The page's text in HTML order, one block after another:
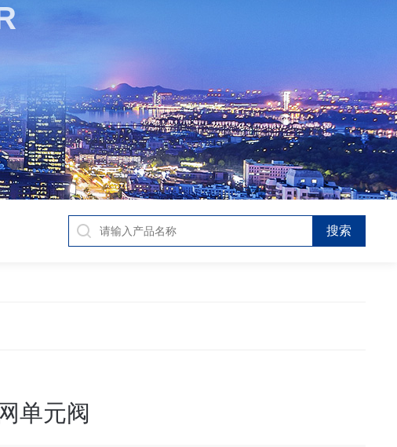
单元阀